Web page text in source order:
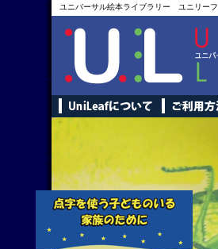
ユニバーサル絵本ライブラリー ユニリーフ